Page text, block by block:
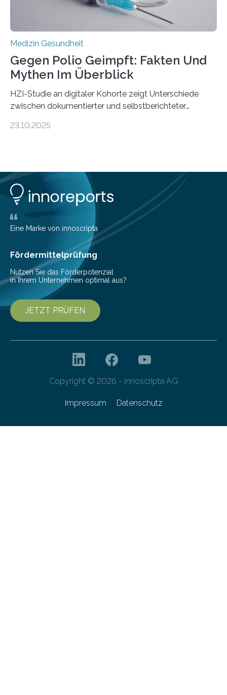
Medizin Gesundheit
Gegen Polio Geimpft: Fakten Und
Mythen Im Überblick
HZI-Studie an digitaler Kohorte zeigt Unterschiede
zwischen dokumentierter und selbstberichteter
Kinderlähmung, ist eine ansteckende Krankheit, die
nur noch in zwei Ländern endemisch. Bis das Virus
weltweit ausgerottet ist, ist aber auch in Deutschland
ein Impfschutz wichtig, da das Virus jederzeit wieder
eingeschleppt werden könnte. Epidemiolog:innen des
Helmholtz-Zentrums für Infektionsforschung (HZI)
haben nun gezeigt, dass viele…
23.10.2025
Eine Marke von innoscripta
Fördermittelprüfung
Nutzen Sie das Förderpotenzial
in Ihrem Unternehmen optimal aus?
JETZT PRÜFEN
Copyright © 2026 - innoscripta AG
Impressum Datenschutz